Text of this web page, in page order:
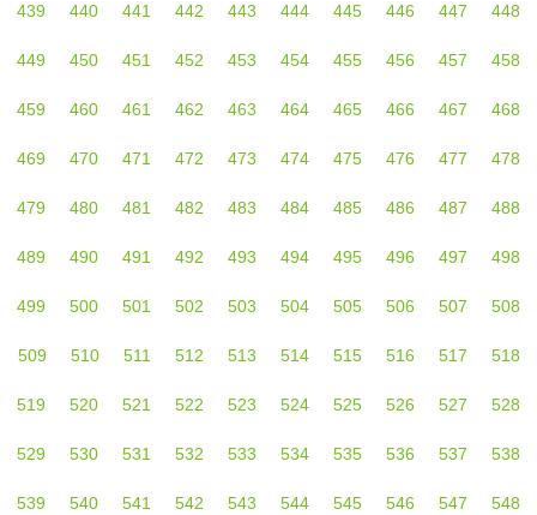
439 440 441 442 443 444 445 446 447 448
449 450 451 452 453 454 455 456 457 458
459 460 461 462 463 464 465 466 467 468
469 470 471 472 473 474 475 476 477 478
479 480 481 482 483 484 485 486 487 488
489 490 491 492 493 494 495 496 497 498
499 500 501 502 503 504 505 506 507 508
509 510 511 512 513 514 515 516 517 518
519 520 521 522 523 524 525 526 527 528
529 530 531 532 533 534 535 536 537 538
539 540 541 542 543 544 545 546 547 548